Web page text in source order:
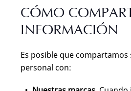
CÓMO
INFORMACIÓN
Es posible que
personal con: